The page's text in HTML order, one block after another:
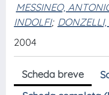
MESSINEO,
INDOLFI;
2004
Scheda breve